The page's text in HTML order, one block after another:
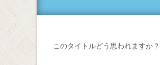
このタイトルどう思われますか？